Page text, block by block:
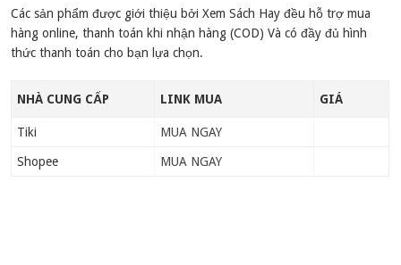
Các sản phẩm được giới thiệu bởi Xem Sách Hay đều hỗ trợ mua
hàng online, thanh toán khi nhận hàng (COD) Và có đầy đủ hình
thức thanh toán cho bạn lựa chọn.
NHÀ CUNG CẤP LINK MUA GIÁ
Tiki MUA NGAY
Shopee MUA NGAY